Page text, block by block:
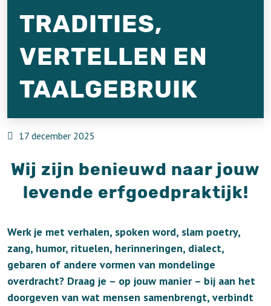
TRADITIES,
VERTELLEN EN
TAALGEBRUIK
17 december 2025
Wij zijn benieuwd naar jouw
levende erfgoedpraktijk!
Werk je met verhalen, spoken word, slam poetry,
zang, humor, rituelen, herinneringen, dialect,
gebaren of andere vormen van mondelinge
overdracht? Draag je – op jouw manier – bij aan het
doorgeven van wat mensen samenbrengt, verbindt